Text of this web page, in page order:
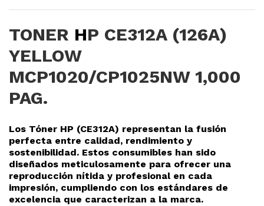
TONER HP CE312A (126A)
YELLOW
MCP1020/CP1025NW 1,000
PAG.
Los Tóner HP (CE312A) representan la fusión
perfecta entre calidad, rendimiento y
sostenibilidad. Estos consumibles han sido
diseñados meticulosamente para ofrecer una
reproducción nítida y profesional en cada
impresión, cumpliendo con los estándares de
excelencia que caracterizan a la marca.